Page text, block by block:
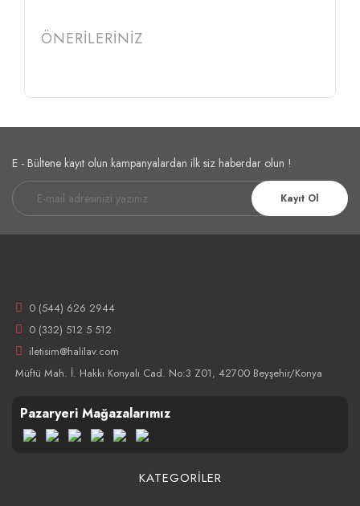
ÖNERİLERİNİZ
E - Bültene kayıt olun kampanyalardan ilk siz haberdar olun !
Kayıt Ol
0 (544) 626 2944
0 (332) 512 5 512
iletisim@halilav.com
Müftü Mah. İ. Hakkı Konyalı Cad. No:3 Z01, 42700 Beyşehir/Konya
Pazaryeri Mağazalarımız
KATEGORİLER